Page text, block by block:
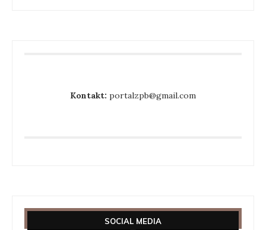
Kontakt: portalzpb@gmail.com
SOCIAL MEDIA